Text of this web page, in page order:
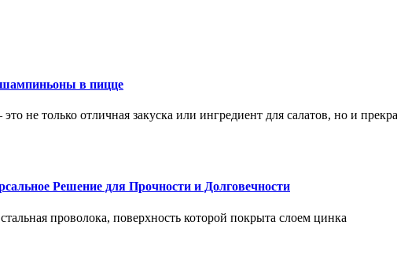
в пицце
не только отличная закуска или ингредиент для салатов, но и
Решение для Прочности и Долговечности
проволока, поверхность которой покрыта слоем цинка